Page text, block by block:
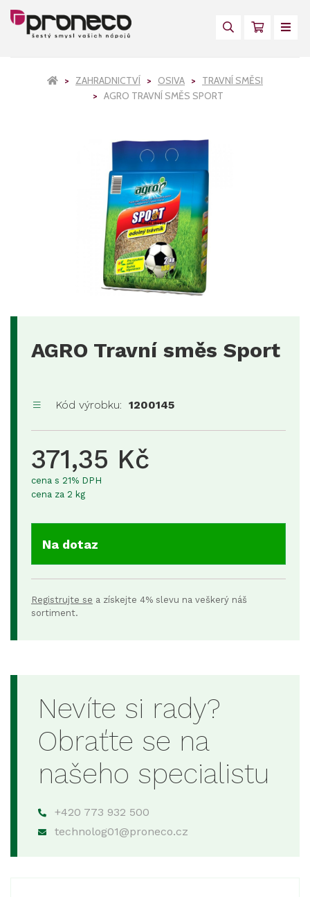
ZAHRADNICTVÍ OSIVA
TRAVNÍ SMĚSI
AGRO TRAVNÍ SMĚS SPORT
AGRO Travní směs Sport
Kód výrobku: 1200145
371,35 Kč
cena s 21% DPH
cena za 2 kg
Na dotaz
Registrujte se a získejte 4% slevu na veškerý náš
sortiment.
Nevíte si rady?
Obraťte se na
našeho specialistu
+420 773 932 500
technolog01@proneco.cz